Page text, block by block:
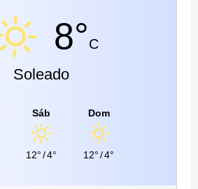
8°C
Soleado
Sáb
12°/4°
Dom
12°/4°